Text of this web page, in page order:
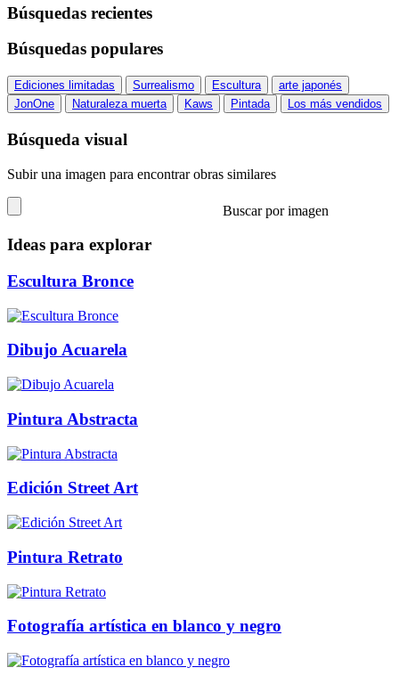
Búsquedas recientes
Búsquedas populares
Ediciones limitadas Surrealismo Escultura
arte japonés
JonOne
Naturaleza muerta Kaws Pintada Los más vendidos
Búsqueda visual
Subir una imagen para encontrar obras similares
Buscar por imagen
Ideas para explorar
Escultura Bronce
Dibujo Acuarela
Pintura Abstracta
Edición Street Art
Pintura Retrato
Fotografía artística en blanco y negro